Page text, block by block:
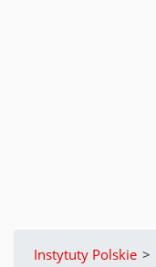
Instytuty Polskie >